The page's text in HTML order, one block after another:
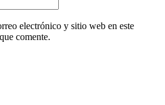
electrónico y sitio web en este
comente.